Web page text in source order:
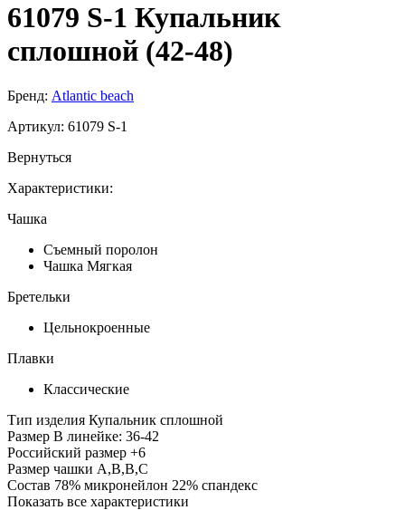
61079 S-1 Купальник
сплошной (42-48)
Бренд: Atlantic beach
Артикул: 61079 S-1
Вернуться
Характеристики:
Чашка
Съемный поролон
Чашка Мягкая
Бретельки
Цельнокроенные
Плавки
Классические
Тип изделия Купальник сплошной
Размер В линейке: 36-42
Российский размер +6
Размер чашки A,B,B,C
Состав 78% микронейлон 22% спандекс
Показать все характеристики